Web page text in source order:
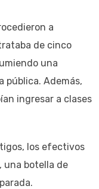
a
de cinco
una
pública. Además,
ingresar a clases
los efectivos
una botella de